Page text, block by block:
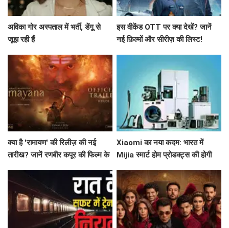
अविका गोर अस्पताल में भर्ती, डेंगू से
जूझ रही हैं
इस वीकेंड OTT पर क्या देखें? जानें
नई फ़िल्मों और सीरीज़ की लिस्ट!
क्या है 'रामायण' की रिलीज़ की नई
तारीख? जानें रणबीर कपूर की फिल्म के
Xiaomi का नया कदम: भारत में
Mijia स्मार्ट होम प्रोडक्ट्स की होगी